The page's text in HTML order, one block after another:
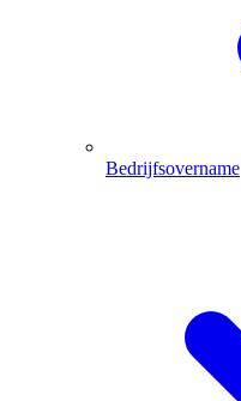
Bedrijfsovername